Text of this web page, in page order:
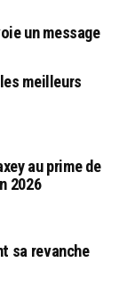
un message
meilleurs
au prime de
2026
sa revanche